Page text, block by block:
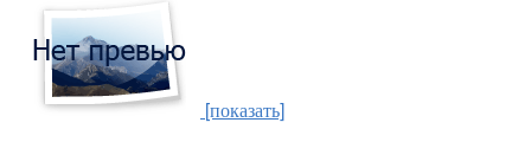
[показать]